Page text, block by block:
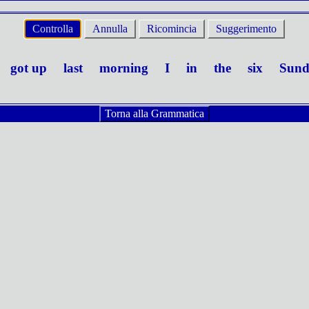
Controlla Annulla Ricomincia Suggerimento
got up last morning I in the six
Torna alla Grammatica